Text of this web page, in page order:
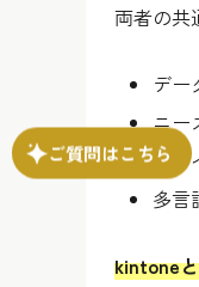
両者の共
デー
ニー
モ
多言
kintone
ご質問はこちら